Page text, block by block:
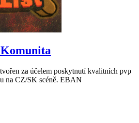
za účelem poskytnutí kvalitních pvp
na CZ/SK scéně. EBAN